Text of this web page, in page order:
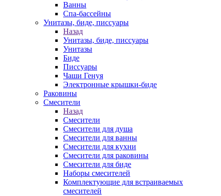
Ванны
Спа-бассейны
Унитазы, биде, писсуары
Назад
Унитазы, биде, писсуары
Унитазы
Биде
Писсуары
Чаши Генуя
Электронные крышки-биде
Раковины
Смесители
Назад
Смесители
Смесители для душа
Смесители для ванны
Смесители для кухни
Смесители для раковины
Смесители для биде
Наборы смесителей
Комплектующие для встраиваемых
смесителей